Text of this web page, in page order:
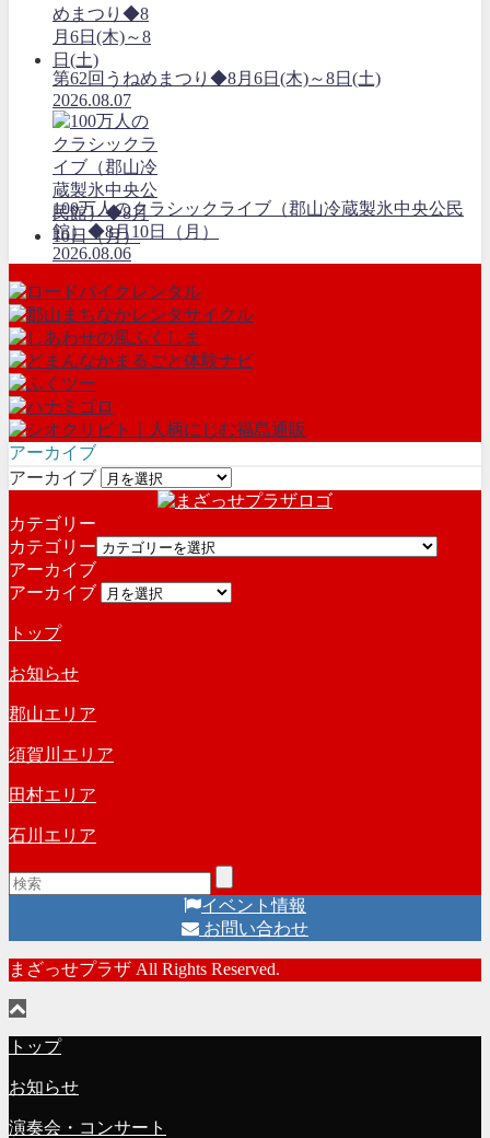
第62回うねめまつり◆8月6日(木)～8日(土)
2026.08.07
100万人のクラシックライブ（郡山冷蔵製氷中央公民
館）◆8月10日（月）
2026.08.06
アーカイブ
アーカイブ
カテゴリー
カテゴリー
アーカイブ
アーカイブ
トップ
お知らせ
郡山エリア
須賀川エリア
田村エリア
石川エリア
イベント情報
お問い合わせ
まざっせプラザ All Rights Reserved.
トップ
お知らせ
演奏会・コンサート